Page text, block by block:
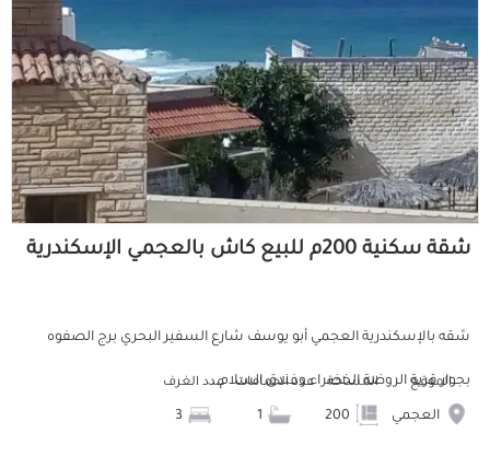
شقة سكنية 200م للبيع كاش بالعجمي الإسكندرية
شقه بالإسكندرية العجمي أبو يوسف شارع السفير البحري برج الصفوه
بجوار قرية الروضة الخضراء وفندق السلام...
الموقع
العجمي
المساحة عدد الحمامات عدد الغرف